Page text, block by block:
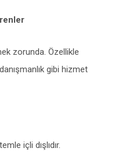
zorunda. Özellikle
gibi hizmet
içli dışlıdır.